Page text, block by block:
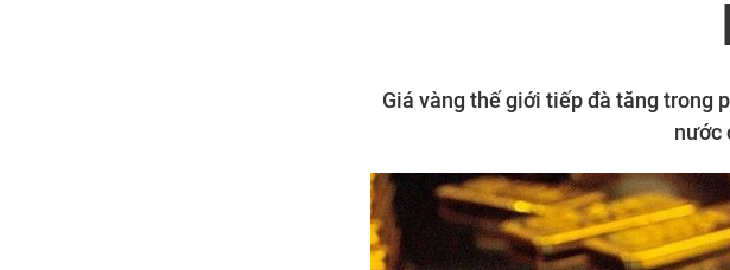
Giá vàng thế giới tiếp đà tăng trong
nước